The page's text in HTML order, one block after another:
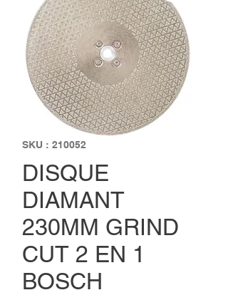
SKU : 210052
DISQUE
DIAMANT
230MM GRIND
CUT 2 EN 1
BOSCH